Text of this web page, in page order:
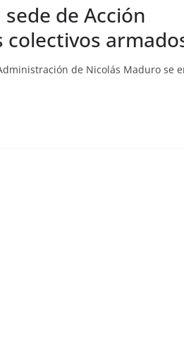
de Acción
de Nicolás Maduro se